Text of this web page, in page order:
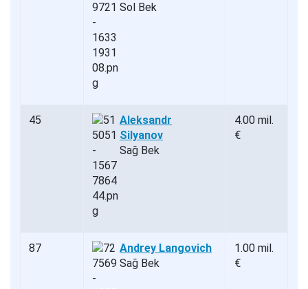
Sol Bek
45
Aleksandr
Silyanov
Sağ Bek
4.00 mil.
€
87
Andrey Langovich
Sağ Bek
1.00 mil.
€